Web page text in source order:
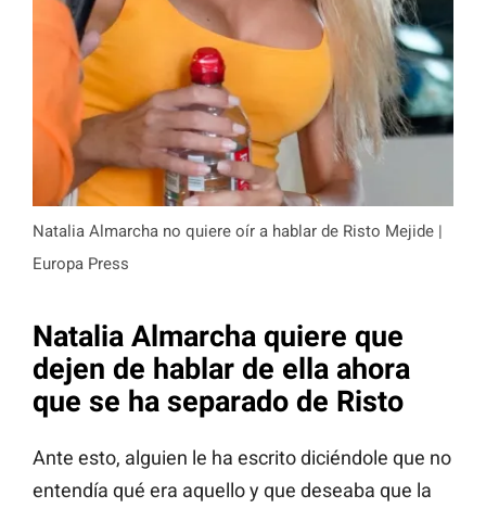
Natalia Almarcha no quiere oír a hablar de Risto Mejide |
Europa Press
Natalia Almarcha quiere que
dejen de hablar de ella ahora
que se ha separado de Risto
Ante esto, alguien le ha escrito diciéndole que no
entendía qué era aquello y que deseaba que la